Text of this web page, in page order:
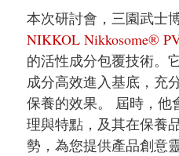
本次研討會，三園武士
NIKKOL Nikkosome®
的活性成分包覆技術。
成分高效進入基底，充
保養的效果。 屆時，他
理與特點，及其在保養
勢，為您提供產品創意